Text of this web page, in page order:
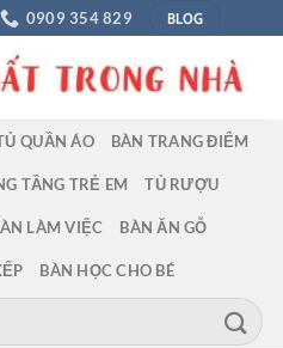
0909 354 829 BLOG
QUẦN ÁO BÀN TRANG ĐIỂM
TẦNG TRẺ EM TỦ RƯỢU
LÀM VIỆC BÀN ĂN GỖ
BÀN HỌC CHO BÉ